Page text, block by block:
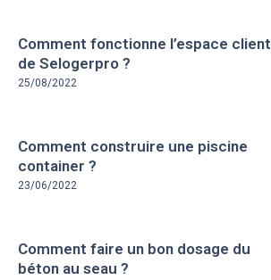
Comment fonctionne l’espace client
de Selogerpro ?
25/08/2022
Comment construire une piscine
container ?
23/06/2022
Comment faire un bon dosage du
béton au seau ?